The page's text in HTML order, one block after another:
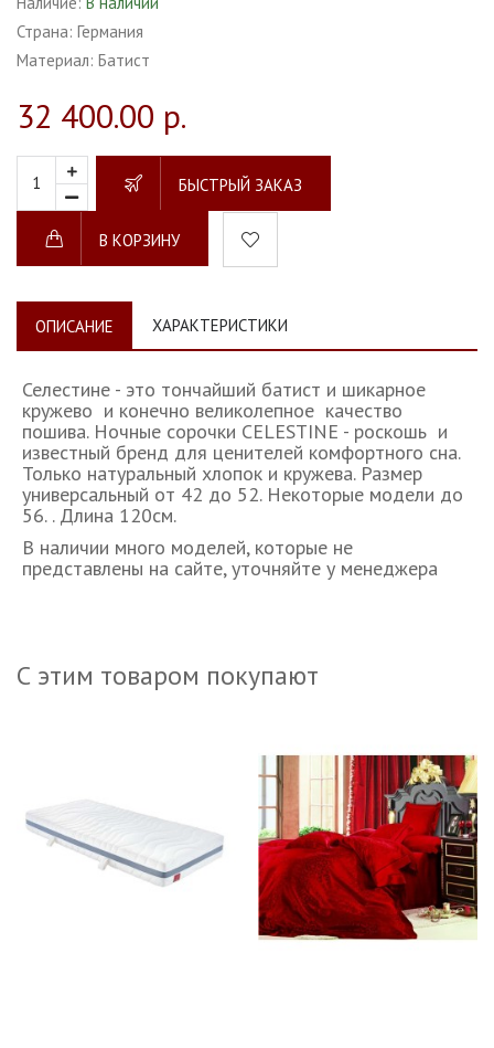
Страна: Германия
Материал: Батист
32 400.00 р.
БЫСТРЫЙ ЗАКАЗ
В КОРЗИНУ
ОПИСАНИЕ ХАРАКТЕРИСТИКИ
Селестине - это тончайший батист и шикарное
кружево и конечно великолепное качество
пошива. Ночные сорочки CELESTINE - роскошь и
известный бренд для ценителей комфортного сна.
Только натуральный хлопок и кружева. Размер
универсальный от 42 до 52. Некоторые модели до
56. . Длина 120см.
В наличии много моделей, которые не
представлены на сайте, уточняйте у менеджера
С этим товаром покупают